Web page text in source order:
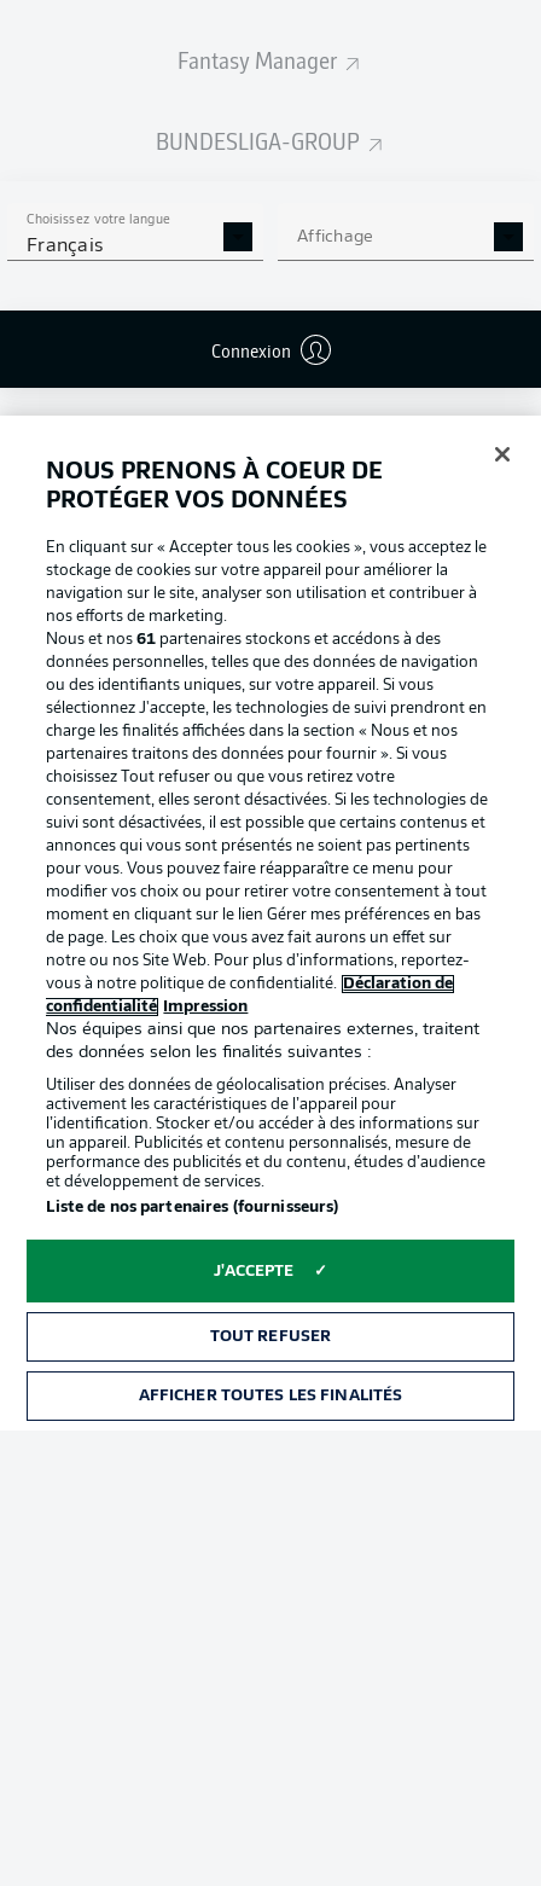
Fantasy Manager
BUNDESLIGA-GROUP
Choisissez votre langue
Français Affichage
Connexion
Football as it's meant to be
BUNDESLIGA APP
Proposé par
services
Mentions Légales Gérer mes préférences
Diffuseurs
Travaux Contact
NOUS PRENONS À COEUR DE
PROTÉGER VOS DONNÉES
En cliquant sur « Accepter tous les cookies », vous acceptez le
stockage de cookies sur votre appareil pour améliorer la
navigation sur le site, analyser son utilisation et contribuer à
nos efforts de marketing.
Nous et nos61 partenaires stockons et accédons à des
données personnelles, telles que des données de navigation
ou des identifiants uniques, sur votre appareil. Si vous
sélectionnez J'accepte, les technologies de suivi prendront en
charge les finalités affichées dans la section « Nous et nos
partenaires traitons des données pour fournir ». Si vous
choisissez Tout refuser ou que vous retirez votre
consentement, elles seront désactivées. Si les technologies de
suivi sont désactivées, il est possible que certains contenus et
annonces qui vous sont présentés ne soient pas pertinents
pour vous. Vous pouvez faire réapparaître ce menu pour
modifier vos choix ou pour retirer votre consentement à tout
moment en cliquant sur le lien Gérer mes préférences en bas
de page. Les choix que vous avez fait aurons un effet sur
notre ou nos Site Web. Pour plus d’informations, reportez-
vous à notre politique de confidentialité.
Déclaration de
confidentialité
Impression
Nos équipes ainsi que nos partenaires externes, traitent
des données selon les finalités suivantes :
Utiliser des données de géolocalisation précises. Analyser
activement les caractéristiques de l’appareil pour
l’identification. Stocker et/ou accéder à des informations sur
un appareil. Publicités et contenu personnalisés, mesure de
performance des publicités et du contenu, études d’audience
et développement de services.
Liste de nos partenaires (fournisseurs)
J'ACCEPTE
TOUT REFUSER
AFFICHER TOUTES LES FINALITÉS